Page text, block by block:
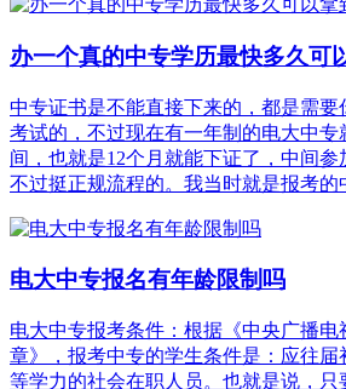
办一个真的中专学历最快多久可
中专证书是不能直接下来的，都是需要
考试的，不过现在有一年制的电大中专
间，也就是12个月就能下证了，中间参
不过挺正规流程的。我当时就是报考的
电大中专报名有年龄限制吗
电大中专报考条件：根据《中央广播
章》，报考中专的学生条件是：应往届
等学力的社会在职人员。也就是说，只